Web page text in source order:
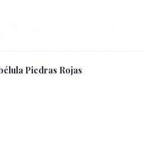
Piedras Rojas